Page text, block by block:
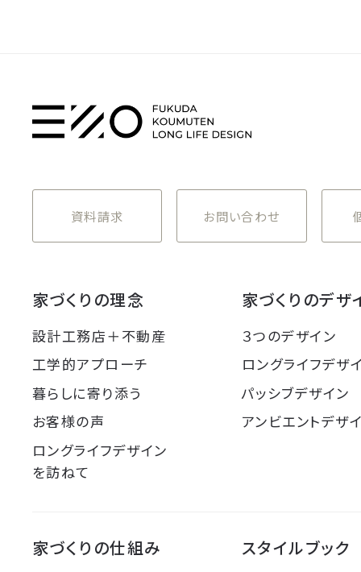
資料請求 お問い合わせ
家づくりの理念
設計工務店＋不動産
工学的アプローチ
暮らしに寄り添う
お客様の声
ロングライフデザイン
を訪ねて
家づくりのデザ
３つのデザイン
ロングライフデザ
パッシブデザイン
アンビエントデザ
家づくりの仕組み スタイルブック